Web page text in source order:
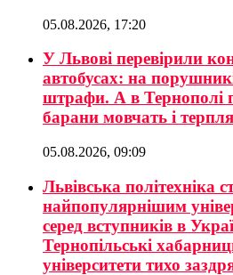
05.08.2026, 17:20
У Львові перевірили
автобусах: на
штрафи. А в Тернополі
барани мовчать і
05.08.2026, 09:09
Львівська політехніка
найпопулярнішим
серед вступників в
Тернопільські
університети тихо